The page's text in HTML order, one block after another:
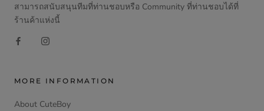
สามารถสนับสนุนทีมที่ท่านชอบหรือ Community ที่ท่านชอบได้ที่
ร้านค้าแห่งนี้
MORE INFORMATION
About CuteBoy